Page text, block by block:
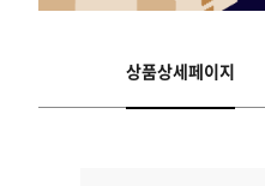
상품상세페이지